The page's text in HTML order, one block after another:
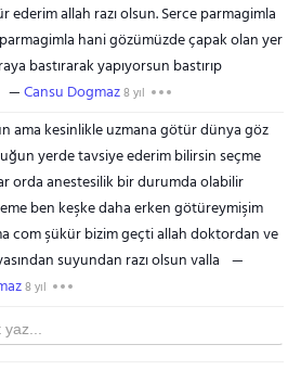
ederim allah razı olsun. Serce parmagimla
hani gözümüzde çapak olan yer
bastırarak yapıyorsun bastırıp
Cansu Dogmaz8 yıl
ama kesinlikle uzmana götür dünya göz
yerde tavsiye ederim bilirsin seçme
orda anestesilik bir durumda olabilir
ben keşke daha erken götüreymişim
com şükür bizim geçti allah doktordan ve
suyundan razı olsun valla
8 yıl